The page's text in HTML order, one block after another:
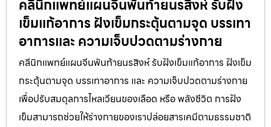
คลีนิกแพทย์แผนจีนพันท้ายนรสิงห์ รับฝัง
เข็มแก้อาการ ฝังเข็มกระตุ้นตามจุด บรรเทา
อาการและ ความเจ็บปวดตามร่างกาย
คลีนิกแพทย์แผนจีนพันท้ายนรสิงห์ รับฝังเข็มแก้อาการ ฝังเข็ม
กระตุ้นตามจุด บรรเทาอาการ และ ความเจ็บปวดตามร่างกาย
เพื่อปรับสมดุลการไหลเวียนของเลือด หรือ พลังชีวิต การฝัง
เข็มสามารถช่วยให้ร่างกายของเราปล่อยสารเคมีตามธรรมชาติ